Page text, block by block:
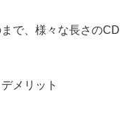
で、様々な長さのCD
メリット